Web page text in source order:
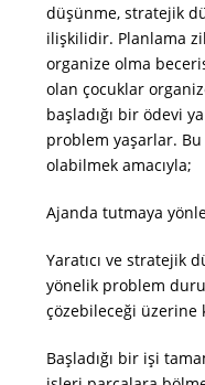
düşünme, stratejik
ilişkilidir. Planlama
organize olma
olan çocuklar
başladığı bir ödevi
problem yaşarlar. Bu
olabilmek amacıyla;
Ajanda tutmaya
Yaratıcı ve stratejik
yönelik problem
çözebileceği üzerine
Başladığı bir işi